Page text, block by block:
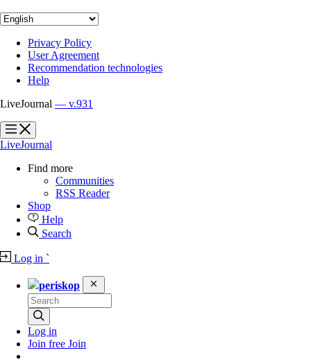
Privacy Policy
User Agreement
Recommendation technologies
Help
LiveJournal — v.931
?
?
LiveJournal
Find more
Communities
RSS Reader
Shop
Help
Search
Log in `
periskop
Log in
Join free Join